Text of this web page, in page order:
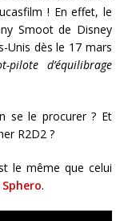
! En effet, le
Smoot de Disney
Unis dès le 17 mars
pilote d’équilibrage
se le procurer ? Et
R2D2 ?
le même que celui
Sphero.